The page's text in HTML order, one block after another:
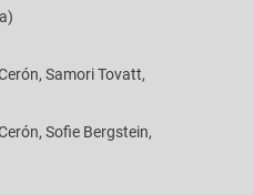
Samori Tovatt,
Sofie Bergstein,